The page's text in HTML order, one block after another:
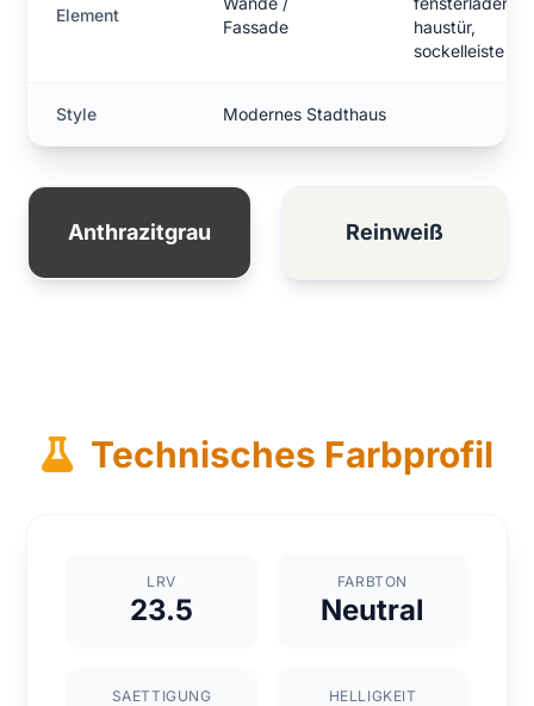
Element
Fassade
haustür,
sockelleiste
Style Modernes Stadthaus
Anthrazitgrau Reinweiß
Technisches Farbprofil
LRV
23.5
FARBTON
Neutral
SAETTIGUNG HELLIGKEIT